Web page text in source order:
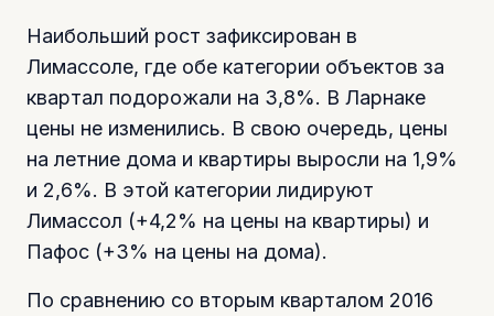
Наибольший рост зафиксирован в
Лимассоле, где обе категории объектов за
квартал подорожали на 3,8%. В Ларнаке
цены не изменились. В свою очередь, цены
на летние дома и квартиры выросли на 1,9%
и 2,6%. В этой категории лидируют
Лимассол (+4,2% на цены на квартиры) и
Пафос (+3% на цены на дома).
По сравнению со вторым кварталом 2016